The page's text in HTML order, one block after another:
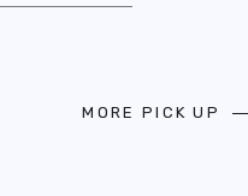
MORE PICK UP